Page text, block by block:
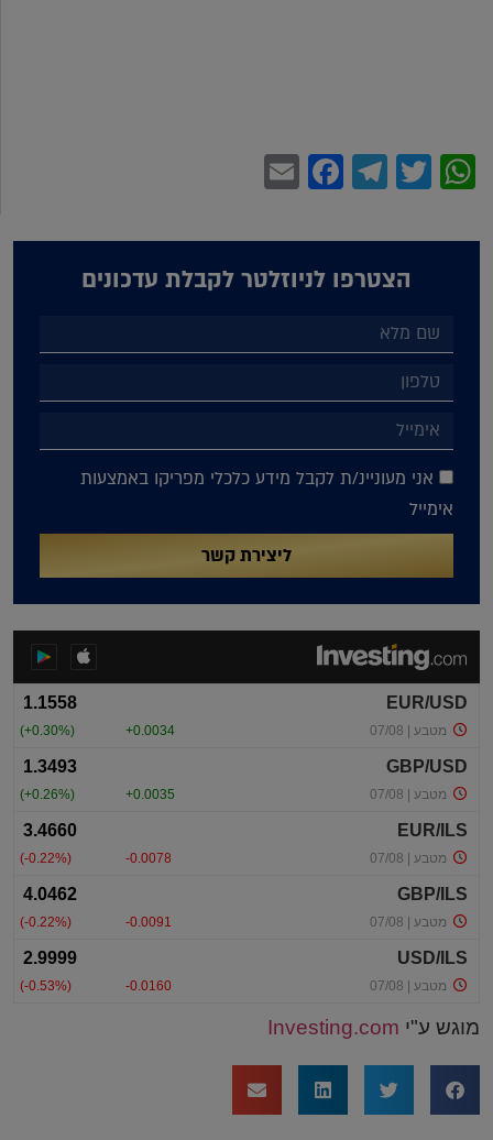
WhatsApp
Twitter
Telegram
Facebook
הצטרפו לניוזלטר לקבלת עדכונים
אני מעוניינ/ת לקבל מידע כלכלי מפריקו באמצעות
אימייל
ליצירת קשר
מוגש ע"י Investing.com